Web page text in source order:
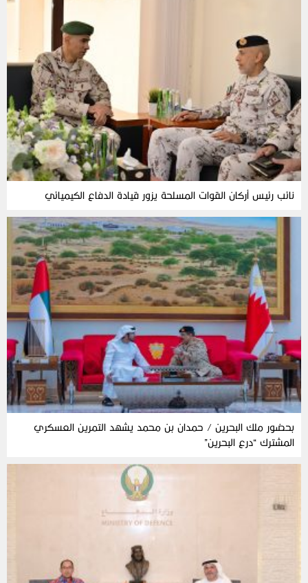
نائب رئيس أركان القوات المسلحة يزور قيادة الدفاع الكيميائي
بحضور ملك البحرين / حمدان بن محمد يشهد التمرين العسكري
المشترك “درع البحرين”